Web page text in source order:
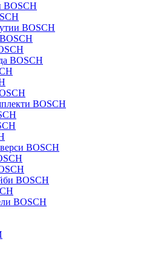
BOSCH
BOSCH
BOSCH
BOSCH
BOSCH
BOSCH
BOSCH